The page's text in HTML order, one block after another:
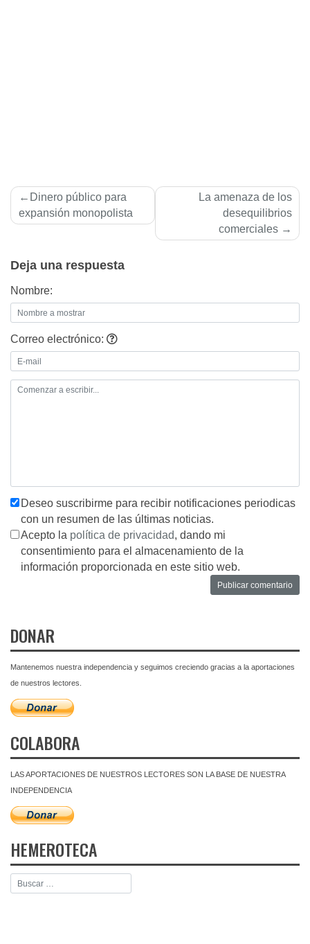
Navegación
de
Dinero público para
expansión monopolista
La amenaza de los
desequilibrios
comerciales
Deja una respuesta
Nombre:
Correo electrónico:
Deseo suscribirme para recibir notificaciones periodicas
con un resumen de las últimas noticias.
Acepto la política de privacidad, dando mi
consentimiento para el almacenamiento de la
información proporcionada en este sitio web.
DONAR
Mantenemos nuestra independencia y seguimos creciendo gracias a la aportaciones
de nuestros lectores.
COLABORA
LAS APORTACIONES DE NUESTROS LECTORES SON LA BASE DE NUESTRA
INDEPENDENCIA
HEMEROTECA